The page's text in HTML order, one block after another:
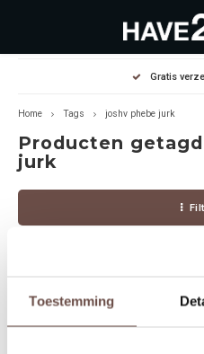
Toestemming
Hoofdmenu /
Jassen Diverse
Winterjassen
T-shirts
Hoofdmenu / heren
Hoodies
Sweaters
Joggers
Hoofdmenu / outlet
Diverse
Heren
Gratis
Home Tags joshv phebe jurk
Producten
jurk
Geen producten gevonden!...